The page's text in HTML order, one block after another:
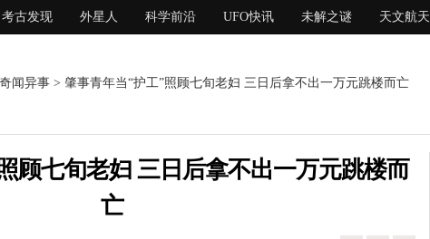
考古发现 外星人 科学前沿 UFO快讯 未解之谜 天文航天
奇闻异事 > 肇事青年当“护工”照顾七旬老妇 三日后拿不出一万元跳楼而亡
顾七旬老妇 三日后拿不出一万元跳楼而
亡